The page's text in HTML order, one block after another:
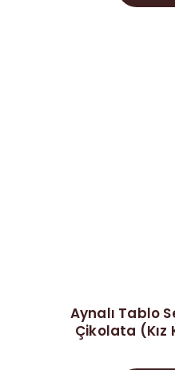
Aynalı Tablo
Çikolata (Kız